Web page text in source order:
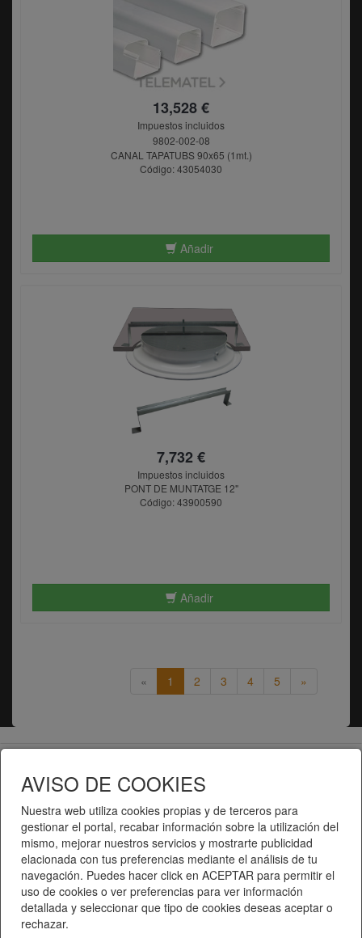
AVISO DE COOKIES
Nuestra web utiliza cookies propias y de terceros para
gestionar el portal, recabar información sobre la utilización del
mismo, mejorar nuestros servicios y mostrarte publicidad
elacionada con tus preferencias mediante el análisis de tu
navegación. Puedes hacer click en ACEPTAR para permitir el
uso de cookies o ver preferencias para ver información
detallada y seleccionar que tipo de cookies deseas aceptar o
rechazar.
13,528 €
Impuestos incluidos
9802-002-08
CANAL TAPATUBS 90x65 (1mt.)
Código: 43054030
Añadir
7,732 €
Impuestos incluidos
PONT DE MUNTATGE 12"
Código: 43900590
Añadir
« 1 2 3 4 5 »
Telematel S.L.
Inici